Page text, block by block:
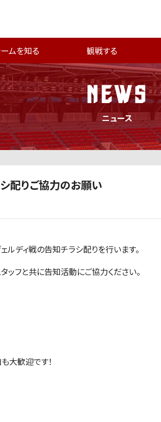
ムを知る 観戦する
NEWS
ニュース
配りご協力のお願い
ルディ戦の告知チラシ配りを行います。
ッフと共に告知活動にご協力ください。
大歓迎です！